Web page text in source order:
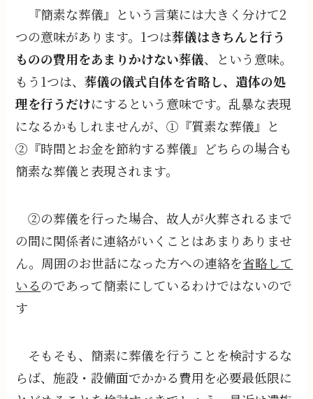
『簡素な葬儀』という言葉には大きく分けて2
つの意味があります。1つは葬儀はきちんと行う
ものの費用をあまりかけない葬儀、という意味。
もう1つは、葬儀の儀式自体を省略し、遺体の処
理を行うだけにするという意味です。乱暴な表現
になるかもしれませんが、①『質素な葬儀』と
②『時間とお金を節約する葬儀』どちらの場合も
簡素な葬儀と表現されます。
②の葬儀を行った場合、故人が火葬されるまで
の間に関係者に連絡がいくことはあまりありませ
ん。周囲のお世話になった方への連絡を省略して
いるのであって簡素にしているわけではないので
す
そもそも、簡素に葬儀を行うことを検討するな
らば、施設・設備面でかかる費用を必要最低限に